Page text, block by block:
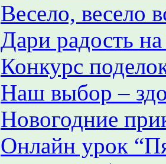
Весело, весело
Дари радость
Конкурс
Наш выбор –
Новогодние
Онлайн урок